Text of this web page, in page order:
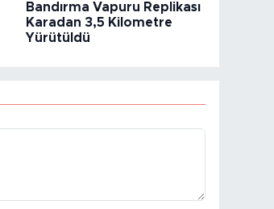
Bandırma Vapuru Replikası
Karadan 3,5 Kilometre
Yürütüldü